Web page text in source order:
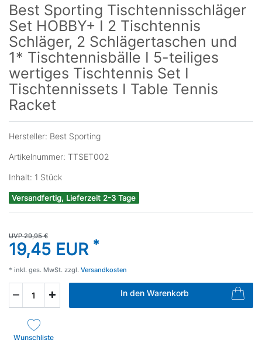
Best Sporting Tischtennisschläger
Set HOBBY+ I 2 Tischtennis
Schläger, 2 Schlägertaschen und
1* Tischtennisbälle I 5-teiliges
wertiges Tischtennis Set I
Tischtennissets I Table Tennis
Racket
Hersteller: Best Sporting
Artikelnummer: TTSET002
Inhalt: 1 Stück
Versandfertig, Lieferzeit 2-3 Tage
UVP 29,95 €
19,45 EUR *
* inkl. ges. MwSt. zzgl. Versandkosten
In den Warenkorb
Wunschliste